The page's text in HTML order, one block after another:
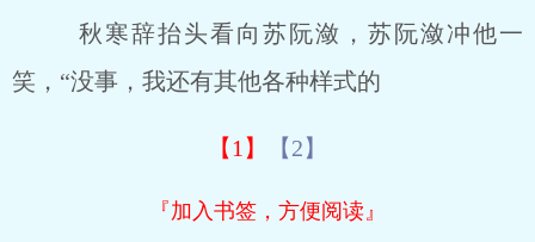
秋寒辞抬头看向苏阮潋，苏阮潋冲他一
笑，“没事，我还有其他各种样式的
【1】 【2】
『加入书签，方便阅读』